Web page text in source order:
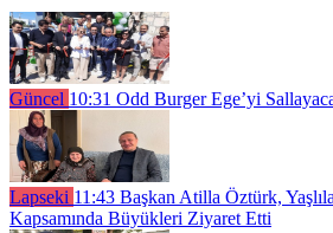
Güncel 10:31 Odd Burger Ege’yi
Lapseki 11:43 Başkan Atilla Öztürk,
Kapsamında Büyükleri Ziyaret Etti